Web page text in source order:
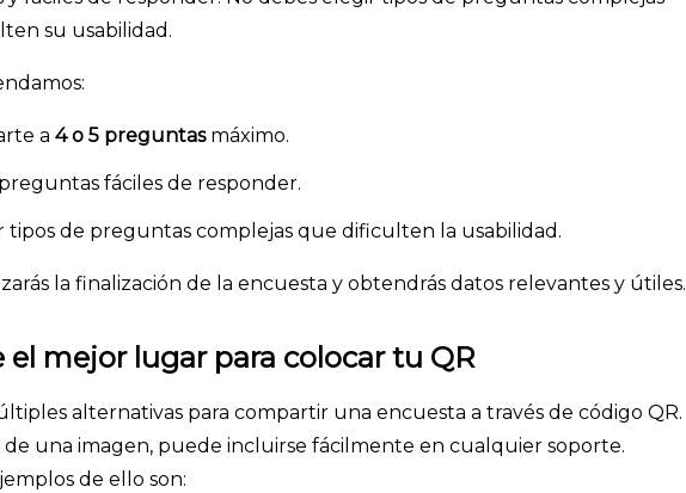
su usabilidad.
a 4 o 5 preguntasmáximo.
fáciles de responder.
tipos de preguntas complejas que dificulten la usabilidad.
la finalización de la encuesta y obtendrás datos relevantes y útiles.
el mejor lugar para colocar tu QR
alternativas para compartir una encuesta a través de código QR.
de una imagen, puede incluirse fácilmente en cualquier soporte.
de ello son: